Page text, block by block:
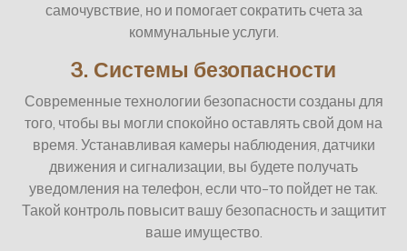
самочувствие, но и помогает сократить счета за
коммунальные услуги.
3. Системы безопасности
Современные технологии безопасности созданы для
того, чтобы вы могли спокойно оставлять свой дом на
время. Устанавливая камеры наблюдения, датчики
движения и сигнализации, вы будете получать
уведомления на телефон, если что-то пойдет не так.
Такой контроль повысит вашу безопасность и защитит
ваше имущество.